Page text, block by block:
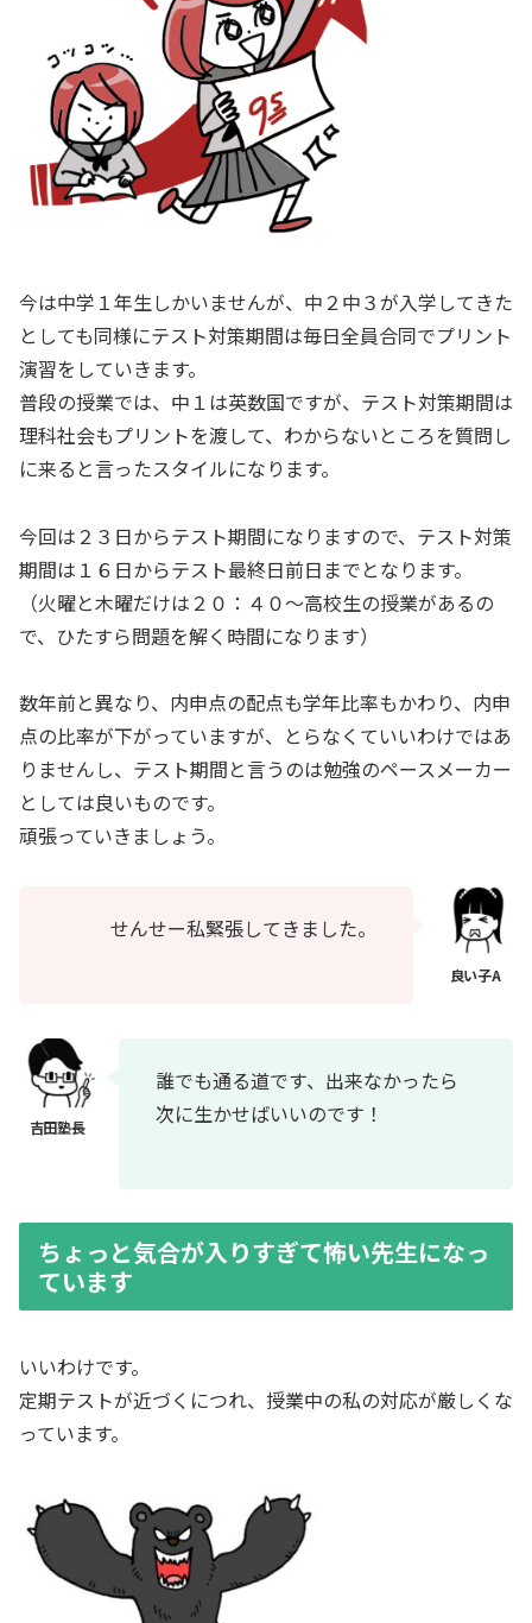
今は中学１年生しかいませんが、中２中３が入学してきた
としても同様にテスト対策期間は毎日全員合同でプリント
演習をしていきます。
普段の授業では、中１は英数国ですが、テスト対策期間は
理科社会もプリントを渡して、わからないところを質問し
に来ると言ったスタイルになります。
今回は２３日からテスト期間になりますので、テスト対策
期間は１６日からテスト最終日前日までとなります。
（火曜と木曜だけは２０：４０～高校生の授業があるの
で、ひたすら問題を解く時間になります）
数年前と異なり、内申点の配点も学年比率もかわり、内申
点の比率が下がっていますが、とらなくていいわけではあ
りませんし、テスト期間と言うのは勉強のペースメーカー
としては良いものです。
頑張っていきましょう。
せんせー私緊張してきました。
誰でも通る道です、出来なかったら
次に生かせばいいのです！
ちょっと気合が入りすぎて怖い先生になっ
ています
いいわけです。
定期テストが近づくにつれ、授業中の私の対応が厳しくな
っています。